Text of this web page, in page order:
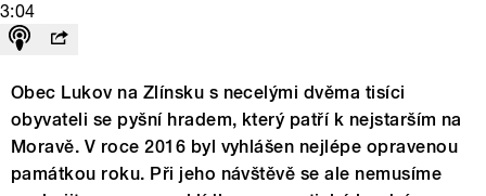
3:04
Obec Lukov na Zlínsku s necelými dvěma tisíci
obyvateli se pyšní hradem, který patří k nejstarším na
Moravě. V roce 2016 byl vyhlášen nejlépe opravenou
památkou roku. Při jeho návštěvě se ale nemusíme